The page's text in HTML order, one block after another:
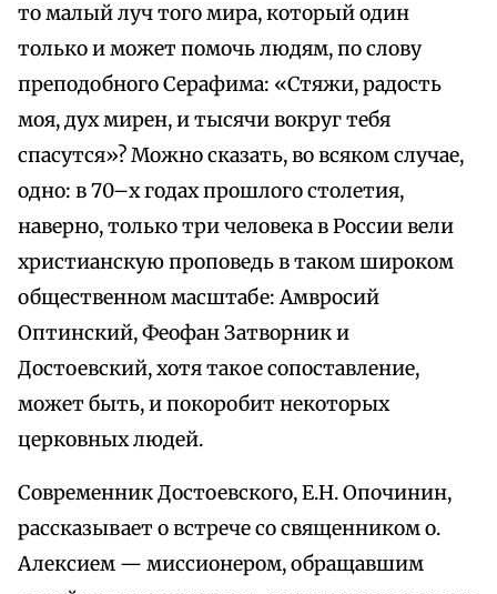
то малый луч того мира, который один
только и может помочь людям, по слову
преподобного Серафима: «Стяжи, радость
моя, дух мирен, и тысячи вокруг тебя
спасутся»? Можно сказать, во всяком случае,
одно: в 70–х годах прошлого столетия,
наверно, только три человека в России вели
христианскую проповедь в таком широком
общественном масштабе: Амвросий
Оптинский, Феофан Затворник и
Достоевский, хотя такое сопоставление,
может быть, и покоробит некоторых
церковных людей.
Современник Достоевского, Е.Н. Опочинин,
рассказывает о встрече со священником о.
Алексием — миссионером, обращавшим